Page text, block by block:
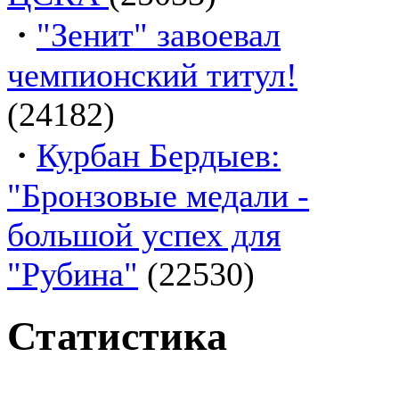
· "Зенит" завоевал
чемпионский титул!
(24182)
· Курбан Бердыев:
"Бронзовые медали -
большой успех для
"Рубина" (22530)
Статистика